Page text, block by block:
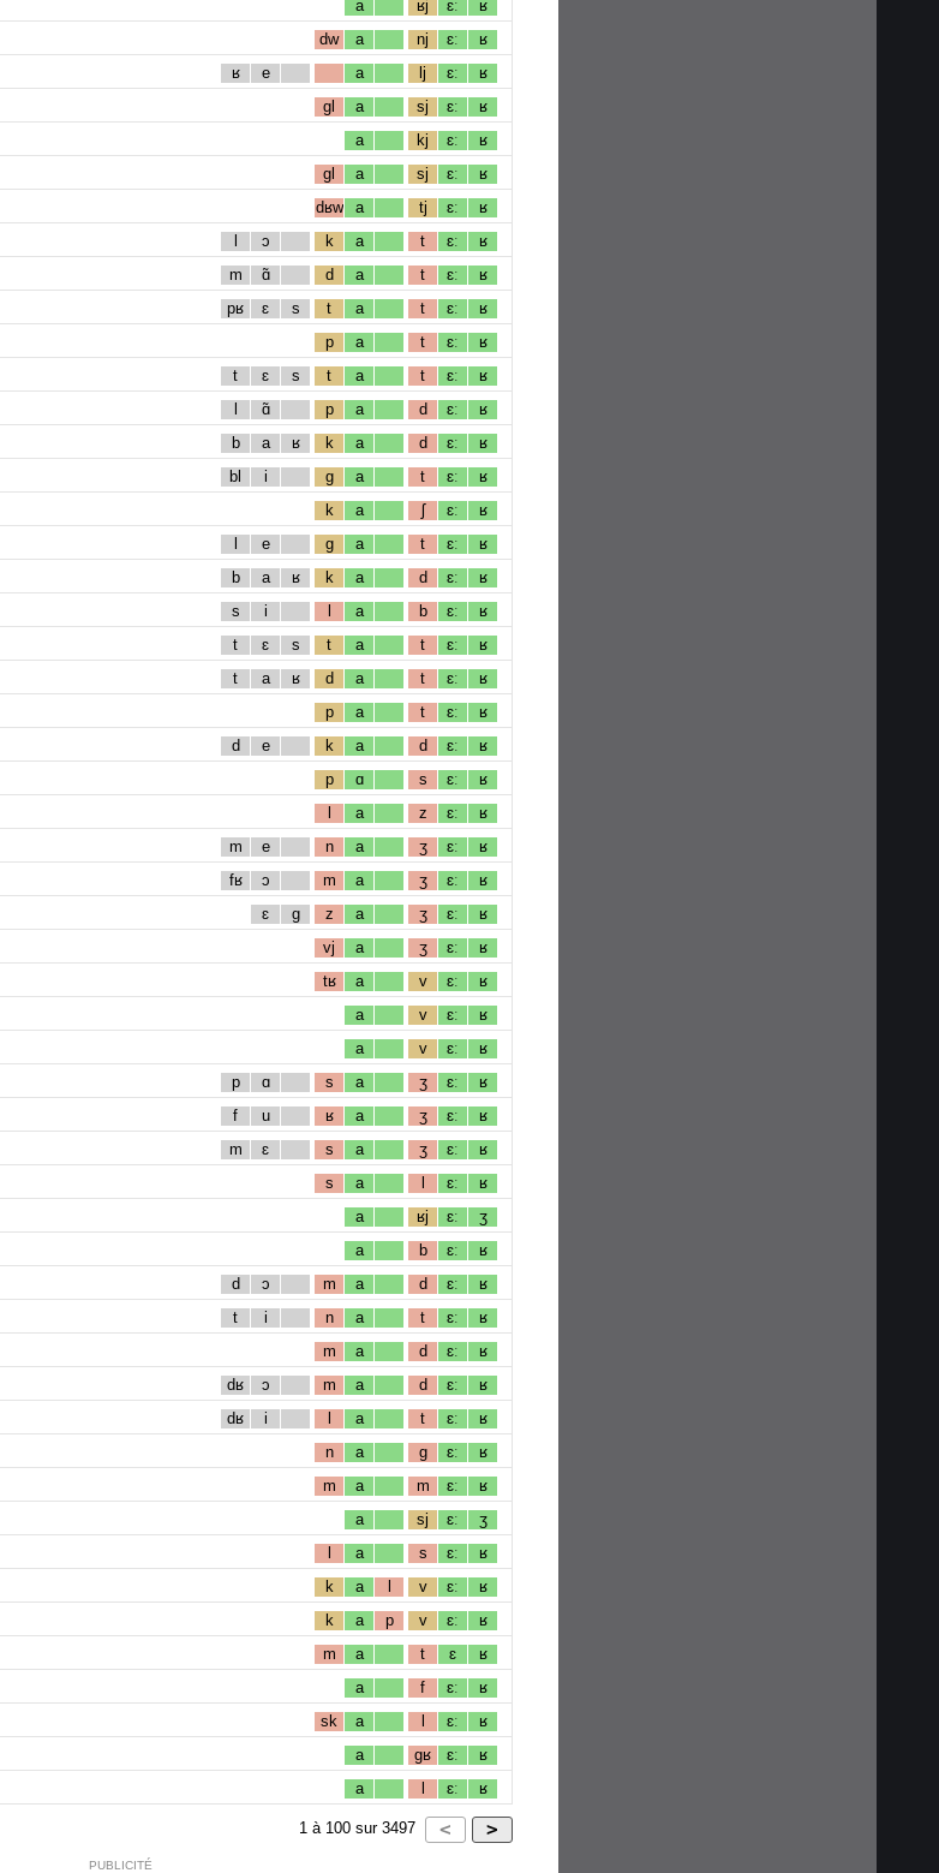
a ʁj ɛː ʁ
dw a nj ɛː ʁ
ʁ e a lj ɛː ʁ
gl a sj ɛː ʁ
a kj ɛː ʁ
gl a sj ɛː ʁ
dʁw a tj ɛː ʁ
l ɔ k a t ɛː ʁ
m ɑ̃ d a t ɛː ʁ
pʁ ɛ s t a t ɛː ʁ
p a t ɛː ʁ
t ɛ s t a t ɛː ʁ
l ɑ̃ p a d ɛː ʁ
b a ʁ k a d ɛː ʁ
bl i g a t ɛː ʁ
k a ʃ ɛː ʁ
l e g a t ɛː ʁ
b a ʁ k a d ɛː ʁ
s i l a b ɛː ʁ
t ɛ s t a t ɛː ʁ
t a ʁ d a t ɛː ʁ
p a t ɛː ʁ
d e k a d ɛː ʁ
p ɑ s ɛː ʁ
l a z ɛː ʁ
m e n a ʒ ɛː ʁ
fʁ ɔ m a ʒ ɛː ʁ
ɛ g z a ʒ ɛː ʁ
vj a ʒ ɛː ʁ
tʁ a v ɛː ʁ
a v ɛː ʁ
a v ɛː ʁ
p ɑ s a ʒ ɛː ʁ
f u ʁ a ʒ ɛː ʁ
m ɛ s a ʒ ɛː ʁ
s a l ɛː ʁ
a ʁj ɛː ʒ
a b ɛː ʁ
d ɔ m a d ɛː ʁ
t i n a t ɛː ʁ
m a d ɛː ʁ
dʁ ɔ m a d ɛː ʁ
dʁ i l a t ɛː ʁ
n a g ɛː ʁ
m a m ɛː ʁ
a sj ɛː ʒ
l a s ɛː ʁ
k a l v ɛː ʁ
k a p v ɛː ʁ
m a t ɛ ʁ
a f ɛː ʁ
sk a l ɛː ʁ
a gʁ ɛː ʁ
a l ɛː ʁ
1 à 100 sur 3497
PUBLICITÉ